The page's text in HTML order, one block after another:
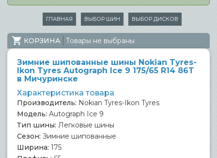
ГЛАВНАЯ ВЫБОР ШИН ВЫБОР ДИСКОВ
КОРЗИНА Товары не выбраны
Зимние шипованные шины Nokian Tyres-
Ikon Tyres Autograph Ice 9 175/65 R14 86T
в Мичуринске
Характеристика товара
Производитель: Nokian Tyres-Ikon Tyres
Модель: Autograph Ice 9
Тип шины: Легковые шины
Сезон: Зимние шипованные
Ширина: 175